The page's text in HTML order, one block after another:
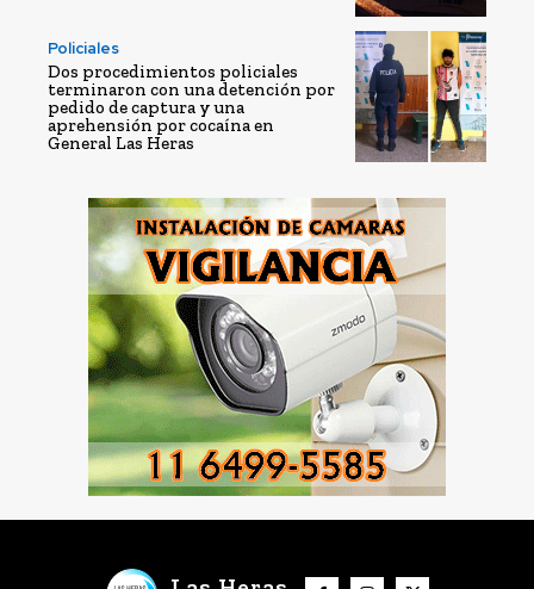
Policiales
Dos procedimientos policiales
terminaron con una detención por
pedido de captura y una
aprehensión por cocaína en
General Las Heras